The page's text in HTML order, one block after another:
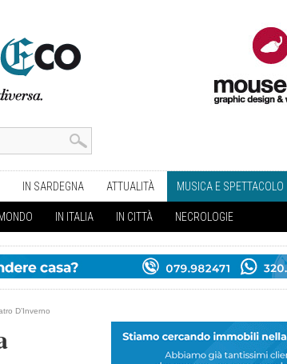
IN SARDEGNA ATTUALITÀ MUSICA E SPETTACOLO
IN ITALIA IN CITTÀ NECROLOGIE
D’Inverno